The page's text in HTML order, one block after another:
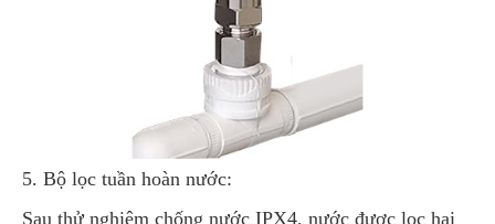
5. Bộ lọc tuần hoàn nước:
Sau thử nghiệm chống nước IPX4, nước được lọc hai